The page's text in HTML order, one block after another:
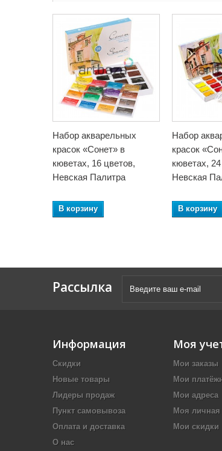
Набор акварельных
красок «Сонет» в
кюветах, 16 цветов,
Невская Палитра
В корзину
Набор
красок
кюветах,
Невская
В корзину
Рассылка
Информация
Скидки
Новые товары
Лидеры продаж
Пункт самовывоза
Оплата и доставка
О нас
Моя
Мои заказы
Мои
Мои адреса
Моя
Мои скидки